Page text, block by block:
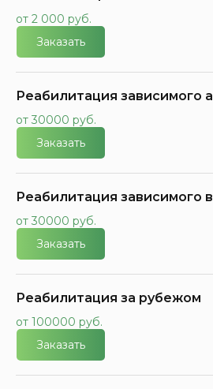
от 2 000 руб.
Заказать
Реабилитация зависимого
от 30000 руб.
Заказать
Реабилитация зависимого
от 30000 руб.
Заказать
Реабилитация за рубежом
от 100000 руб.
Заказать